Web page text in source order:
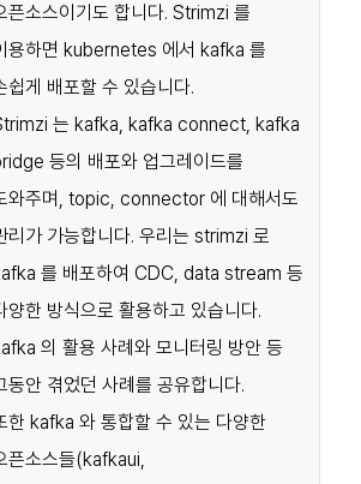
픈소스이기도 합니다. Strimzi 를
용하면 kubernetes 에서 kafka 를
쉽게 배포할 수 있습니다.
는 kafka, kafka connect, kafka
등의 배포와 업그레이드를
와주며, topic, connector 에 대해서도
리가 가능합니다. 우리는 strimzi 로
를 배포하여 CDC, data stream 등
양한 방식으로 활용하고 있습니다.
의 활용 사례와 모니터링 방안 등
동안 겪었던 사례를 공유합니다.
한 kafka 와 통합할 수 있는 다양한
픈소스들(kafkaui,